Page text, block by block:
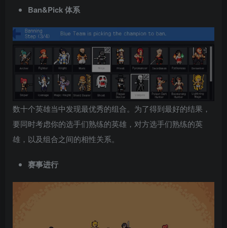
Ban&Pick 体系
数十个英雄当中发现最优秀的组合。为了得到最好的结果，
要同时考虑你的选手们熟练的英雄，对方选手们熟练的英
雄，以及组合之间的相性关系。
赛事进行